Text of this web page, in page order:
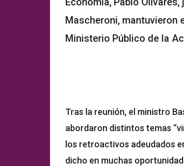
Mascheroni, mantuvieron
Ministerio Público de la
Tras la reunión, el ministro
abordaron distintos temas
los retroactivos adeudados
dicho en muchas